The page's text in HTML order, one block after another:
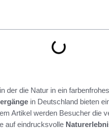
der die Natur in ein
in Deutschland bieten
Artikel werden Besucher die
auf eindrucksvolle